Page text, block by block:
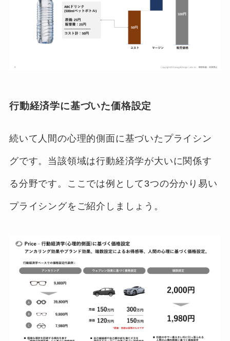
行動経済学に基づいた価格設定
続いて人間の心理的側面に基づいたプライシン
グです。当該領域は行動経済学が大いに関係す
る分野です。ここでは例として3つの分かり易い
プライシングをご紹介しましょう。